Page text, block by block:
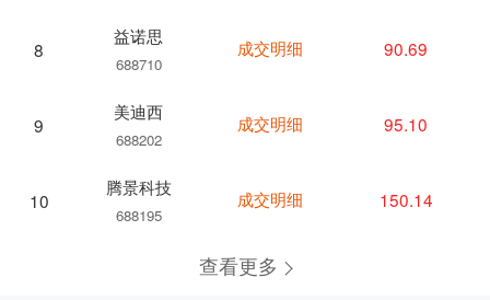
8
益诺思
688710
9
美迪西
688202
10
腾景科技
688195
成交明细 90.69
成交明细 95.10
成交明细 150.14
查看更多